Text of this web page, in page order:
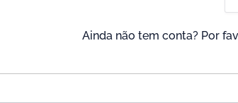
Ainda não tem conta? Por